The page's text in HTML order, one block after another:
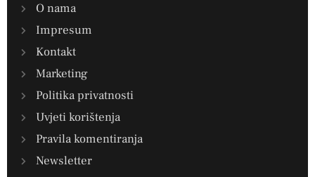
O nama
Impresum
Kontakt
Marketing
Politika privatnosti
Uvjeti korištenja
Pravila komentiranja
Newsletter